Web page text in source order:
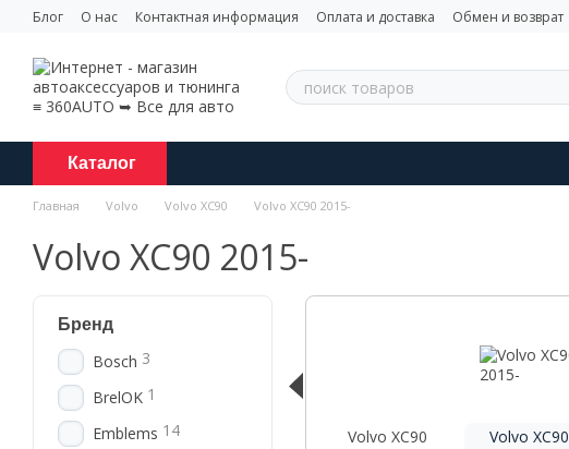
Перейти к основному контенту
Блог О нас Контактная информация Оплата и доставка Обмен и возврат
Каталог
Главная Volvo Volvo XC90 Volvo XC90 2015-
Volvo XC90 2015-
Volvo XC90
Volvo XC90
Бренд
Bosch 3
BrelOK 1
Emblems 14